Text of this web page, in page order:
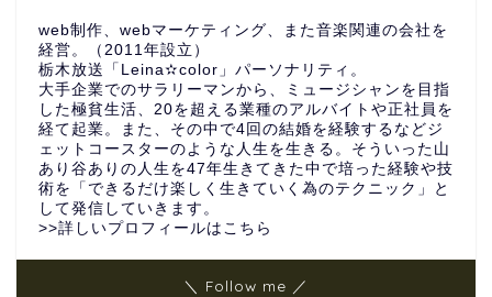
web制作、webマーケティング、また音楽関連の会社を
経営。（2011年設立）
栃木放送「Leina✫color」パーソナリティ。
大手企業でのサラリーマンから、ミュージシャンを目指
した極貧生活、20を超える業種のアルバイトや正社員を
経て起業。また、その中で4回の結婚を経験するなどジ
ェットコースターのような人生を生きる。そういった山
あり谷ありの人生を47年生きてきた中で培った経験や技
術を「できるだけ楽しく生きていく為のテクニック」と
して発信していきます。
>>詳しいプロフィールはこちら
＼ Follow me ／